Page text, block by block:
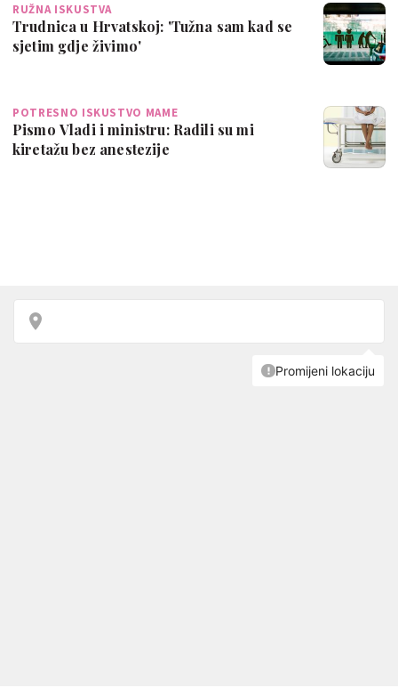
RUŽNA ISKUSTVA
Trudnica u Hrvatskoj: 'Tužna sam kad se
sjetim gdje živimo'
POTRESNO ISKUSTVO MAME
Pismo Vladi i ministru: Radili su mi
kiretažu bez anestezije